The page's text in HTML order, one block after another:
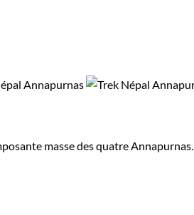
masse des quatre Annapurnas.